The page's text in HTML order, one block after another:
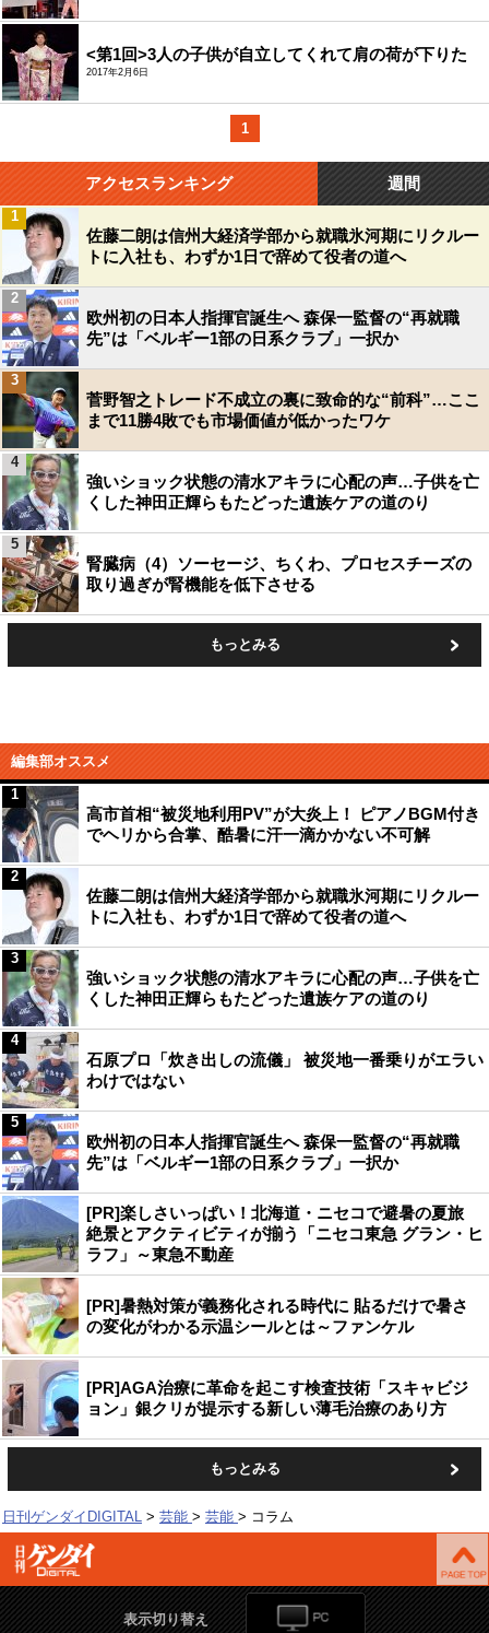
<第1回>3人の子供が自立してくれて肩の荷が下りた
2017年2月6日
1
アクセスランキング 週間
佐藤二朗は信州大経済学部から就職氷河期にリクルー
トに入社も、わずか1日で辞めて役者の道へ
1
欧州初の日本人指揮官誕生へ 森保一監督の“再就職
先”は「ベルギー1部の日系クラブ」一択か
2
菅野智之トレード不成立の裏に致命的な“前科”…ここ
まで11勝4敗でも市場価値が低かったワケ
3
強いショック状態の清水アキラに心配の声…子供を亡
くした神田正輝らもたどった遺族ケアの道のり
4
腎臓病（4）ソーセージ、ちくわ、プロセスチーズの
取り過ぎが腎機能を低下させる
5
もっとみる
編集部オススメ
高市首相“被災地利用PV”が大炎上！ ピアノBGM付き
でヘリから合掌、酷暑に汗一滴かかない不可解
1
佐藤二朗は信州大経済学部から就職氷河期にリクルー
トに入社も、わずか1日で辞めて役者の道へ
2
強いショック状態の清水アキラに心配の声…子供を亡
くした神田正輝らもたどった遺族ケアの道のり
3
石原プロ「炊き出しの流儀」 被災地一番乗りがエラい
わけではない
4
欧州初の日本人指揮官誕生へ 森保一監督の“再就職
先”は「ベルギー1部の日系クラブ」一択か
5
[PR]楽しさいっぱい！北海道・ニセコで避暑の夏旅
絶景とアクティビティが揃う「ニセコ東急 グラン・ヒ
ラフ」～東急不動産
[PR]暑熱対策が義務化される時代に 貼るだけで暑さ
の変化がわかる示温シールとは～ファンケル
[PR]AGA治療に革命を起こす検査技術「スキャビジ
ョン」銀クリが提示する新しい薄毛治療のあり方
もっとみる
日刊ゲンダイDIGITAL 芸能 芸能 コラム
表示切り替え